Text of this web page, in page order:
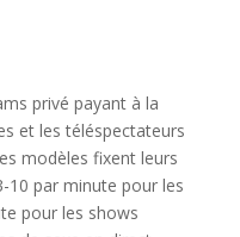
privé payant à la
et les téléspectateurs
modèles fixent leurs
10 par minute pour les
pour les shows